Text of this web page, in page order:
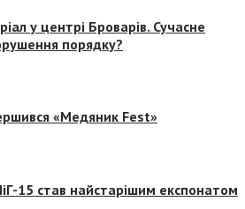
у центрі Броварів. Сучасне
порядку?
«Медяник Fest»
15 став найстарішим експонатом